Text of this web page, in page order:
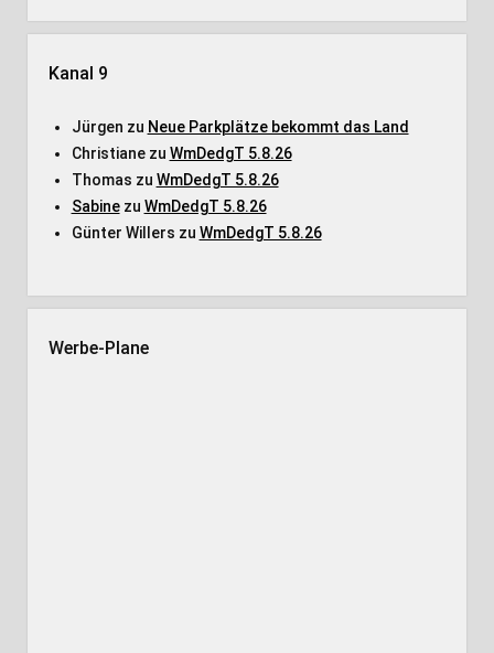
Kanal 9
Jürgen zu Neue Parkplätze bekommt das Land
Christianezu WmDedgT 5.8.26
Thomas zu WmDedgT 5.8.26
Sabinezu WmDedgT 5.8.26
Günter Willers zu WmDedgT 5.8.26
Werbe-Plane